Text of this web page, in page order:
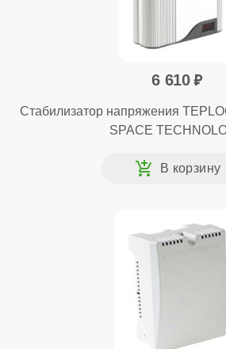
6 610
Стабилизатор напряжения
SPACE